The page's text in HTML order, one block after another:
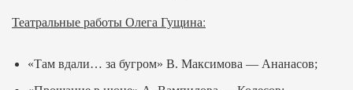
Театральные работы Олега Гущина:
«Там вдали… за бугром» В. Максимова — Ананасов;